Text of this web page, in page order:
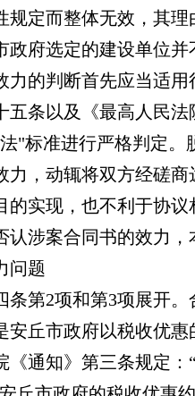
定而整体无效，其
府选定的建设单位
的判断首先应当适
五条以及《最高人民
"标准进行严格判定
，动辄将双方经磋
实现，也不利于协
涉案合同书的效力，
问题
第2项和第3项展开
丘市政府以税收优
《通知》第三条规定